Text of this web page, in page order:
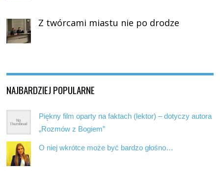
Z twórcami miastu nie po drodze
NAJBARDZIEJ POPULARNE
Piękny film oparty na faktach (lektor) – dotyczy autora
„Rozmów z Bogiem”
O niej wkrótce może być bardzo głośno…